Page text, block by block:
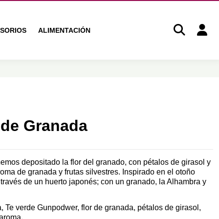
ALIMENTACIÓN
Granada
depositado la flor del granado, con pétalos de girasol y
de granada y frutas silvestres. Inspirado en el otoño
de un huerto japonés; con un granado, la Alhambra y
Te verde Gunpodwer, flor de granada, pétalos de girasol,